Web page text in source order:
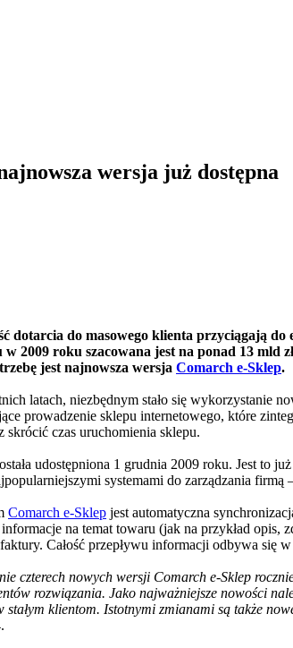
wersja już dostępna
dotarcia do masowego klienta przyciągają
2009 roku szacowana jest na ponad 13 mld
jest najnowsza wersja Comarch e-Sklep.
latach, niezbędnym stało się wykorzystanie
prowadzenie sklepu internetowego, które
czas uruchomienia sklepu.
udostępniona 1 grudnia 2009 roku. Jest to
systemami do zarządzania
Comarch e-Sklep jest automatyczna
na temat towaru (jak na przykład
Całość przepływu informacji odbywa się
czterech nowych wersji Comarch e-Sklep
rozwiązania. Jako najważniejsze nowości
klientom. Istotnymi zmianami są także